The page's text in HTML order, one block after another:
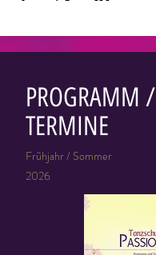
PROGRAMM /
TERMINE
Frühjahr / Sommer
2026